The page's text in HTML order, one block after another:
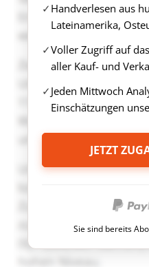
Handverlesen aus
Lateinamerika,
Voller Zugriff auf
aller Kauf- und
Jeden Mittwoch
Einschätzungen
JETZT
Sie sind bereits